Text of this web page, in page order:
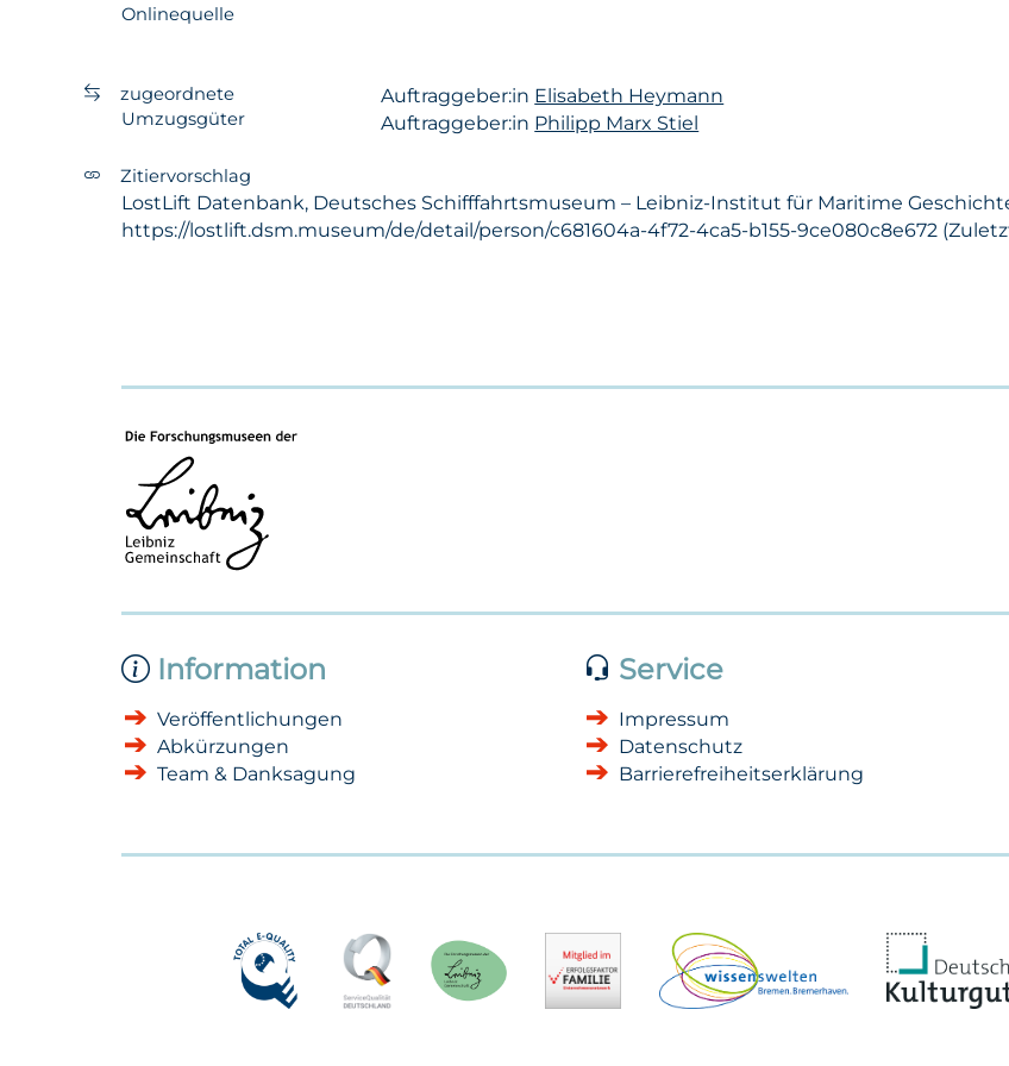
Onlinequelle
zugeordnete
Umzugsgüter
Auftraggeber:in Elisabeth Heymann
Auftraggeber:in Philipp Marx Stiel
Zitiervorschlag
LostLift Datenbank, Deutsches Schifffahrtsmuseum – Leibniz-Institut für Maritime
https://lostlift.dsm.museum/de/detail/person/c681604a-4f72-4ca5-b155-9ce080c8e672
Information
Veröffentlichungen
Abkürzungen
Team & Danksagung
Service
Impressum
Datenschutz
Barrierefreiheitserklärung